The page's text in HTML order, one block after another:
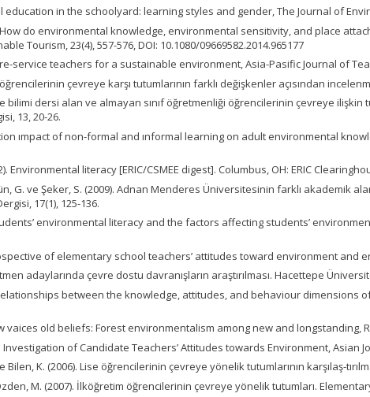
education in the schoolyard: learning styles and gender, The Journal of
How do environmental knowledge, environmental sensitivity, and place
Tourism, 23(4), 557-576, DOI: 10.1080/09669582.2014.965177
service teachers for a sustainable environment, Asia-Pasific Journal of
çevreye karşı tutumlarının farklı değişkenler açısından
bilimi dersi alan ve almayan sınıf öğretmenliği öğrencilerinin çevreye ilişkin
13, 20-26.
ımpact of non-formal and ınformal learning on adult environmental
Environmental literacy [ERIC/CSMEE digest]. Columbus, OH: ERIC
G. ve Şeker, S. (2009). Adnan Menderes Üniversitesinin farklı
17(1), 125-136.
environmental literacy and the factors affecting students’
of elementary school teachers’ attitudes toward environment
adaylarında çevre dostu davranışların araştırılması. Hacettepe
Relationships between the knowledge, attitudes, and behaviour
vaices old beliefs: Forest environmentalism among new and longstanding,
Investigation of Candidate Teachers’ Attitudes towards Environment, Asian
Bilen, K. (2006). Lise öğrencilerinin çevreye yönelik tutumlarının karşılaş-
M. (2007). İlköğretim öğrencilerinin çevreye yönelik tutumları.